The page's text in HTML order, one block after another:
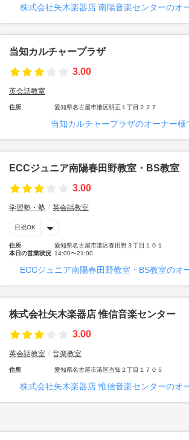
株式会社矢木楽器店 南陽音楽センターのオ
当知カルチャープラザ
3.00
英会話教室
住所 愛知県名古屋市港区明正１丁目２２７
当知カルチャープラザのオーナー様
ECCジュニア南陽春田野教室・BS教室
3.00
学習塾・塾 英会話教室
日祝OK
住所
愛知県名古屋市港区春田野３丁目１０１
本日の営業状況 14:00〜21:00
ECCジュニア南陽春田野教室・BS教室のオ
株式会社矢木楽器店 惟信音楽センター
3.00
英会話教室 音楽教室
住所 愛知県名古屋市港区当知２丁目１７０５
株式会社矢木楽器店 惟信音楽センターのオ